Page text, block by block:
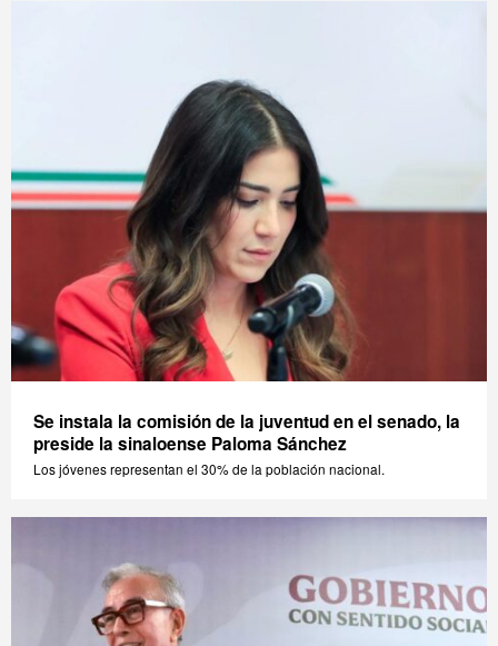
Se instala la comisión de la juventud en el senado, la
preside la sinaloense Paloma Sánchez
Los jóvenes representan el 30% de la población nacional.